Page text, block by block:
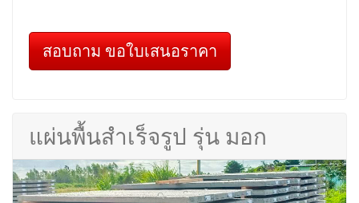
สอบถาม ขอใบเสนอราคา
แผ่นพื้นสำเร็จรูป รุ่น มอก